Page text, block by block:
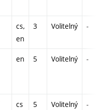
cs,
en
3 Volitelný -
en 5 Volitelný -
cs 5 Volitelný -